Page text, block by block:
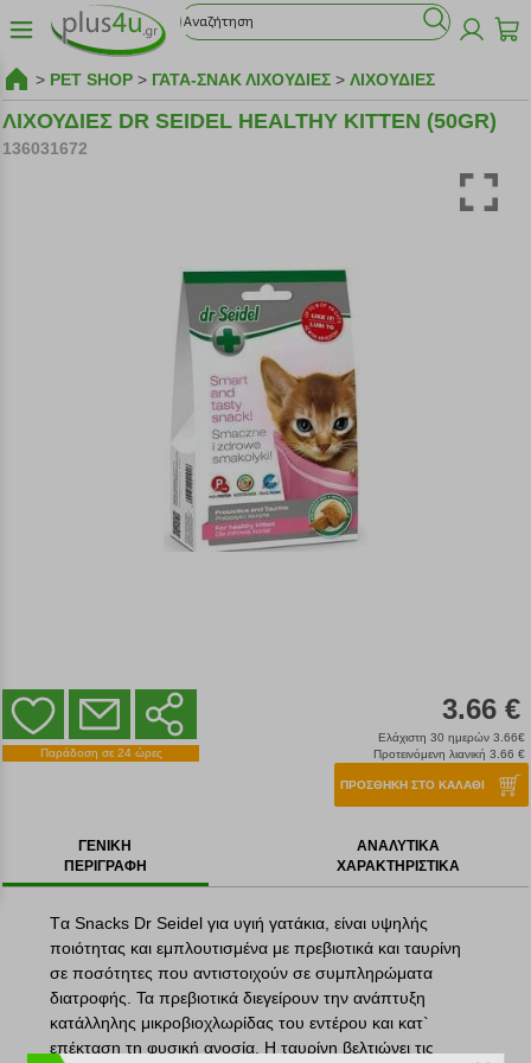
> PET SHOP > ΓΑΤΑ-ΣΝΑΚ ΛΙΧΟΥΔΙΕΣ > ΛΙΧΟΥΔΙΕΣ
ΛΙΧΟΥΔΙΕΣ DR SEIDEL HEALTHY KITTEN (50GR)
136031672
Παράδοση σε 24 ώρες
3.66 €
Ελάχιστη 30 ημερών 3.66€
Προτεινόμενη λιανική 3.66 €
ΠΡΟΣΘΗΚΗ ΣΤΟ ΚΑΛΑΘΙ
ΓΕΝΙΚΗ
ΠΕΡΙΓΡΑΦΗ
ΑΝΑΛΥΤΙΚΑ
ΧΑΡΑΚΤΗΡΙΣΤΙΚΑ
Tα Snacks Dr Seidel για υγιή γατάκια, είναι υψηλής
ποιότητας και εμπλουτισμένα με πρεβιοτικά και ταυρίνη
σε ποσότητες που αντιστοιχούν σε συμπληρώματα
διατροφής. Τα πρεβιοτικά διεγείρουν την ανάπτυξη
κατάλληλης μικροβιοχλωρίδας του εντέρου και κατ`
επέκταση τη φυσική ανοσία. Η ταυρίνη βελτιώνει τις